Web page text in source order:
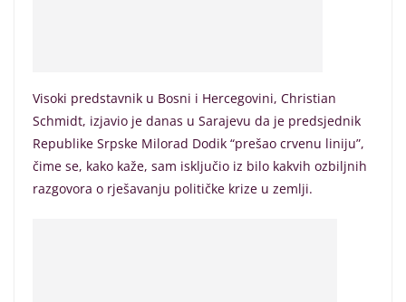
Visoki predstavnik u Bosni i Hercegovini, Christian
Schmidt, izjavio je danas u Sarajevu da je predsjednik
Republike Srpske Milorad Dodik “prešao crvenu liniju”,
čime se, kako kaže, sam isključio iz bilo kakvih ozbiljnih
razgovora o rješavanju političke krize u zemlji.